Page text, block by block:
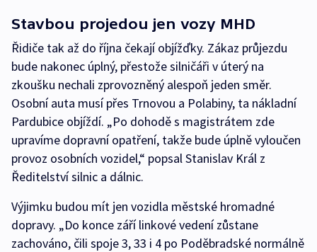
Stavbou projedou jen vozy MHD
Řidiče tak až do října čekají objížďky. Zákaz průjezdu
bude nakonec úplný, přestože silničáři v úterý na
zkoušku nechali zprovozněný alespoň jeden směr.
Osobní auta musí přes Trnovou a Polabiny, ta nákladní
Pardubice objíždí. „Po dohodě s magistrátem zde
upravíme dopravní opatření, takže bude úplně vyloučen
provoz osobních vozidel,“ popsal Stanislav Král z
Ředitelství silnic a dálnic.
Výjimku budou mít jen vozidla městské hromadné
dopravy. „Do konce září linkové vedení zůstane
zachováno, čili spoje 3, 33 i 4 po Poděbradské normálně